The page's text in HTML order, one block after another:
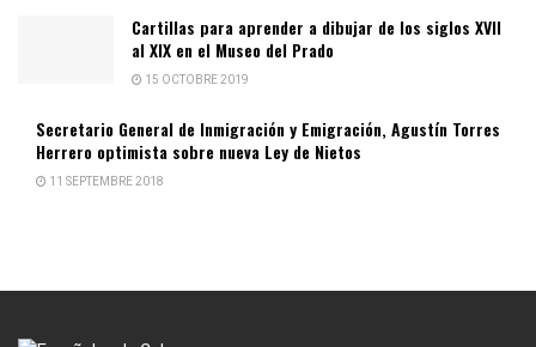
Cartillas para aprender a dibujar de los siglos XVII
al XIX en el Museo del Prado
15 OCTOBRE 2019
Secretario General de Inmigración y Emigración, Agustín Torres
Herrero optimista sobre nueva Ley de Nietos
11 SEPTEMBRE 2018